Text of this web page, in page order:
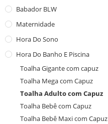
Babador BLW
Maternidade
Hora Do Sono
Hora Do Banho E Piscina
Toalha Gigante com capuz
Toalha Mega com Capuz
Toalha Adulto com Capuz
Toalha Bebê com Capuz
Toalha Bebê Maxi com Capuz